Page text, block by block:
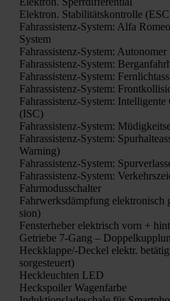
Elek­tron. Sta­bi­li­täts­kon­trol­le
Fahr­as­sis­tenz-Sys­tem: Alfa
System
Fahr­as­sis­tenz-Sys­tem:
Fahr­as­sis­tenz-Sys­tem:
Fahr­as­sis­tenz-Sys­tem:
Fahr­as­sis­tenz-Sys­tem:
Fahr­as­sis­tenz-Sys­tem:
(ISC)
Fahr­as­sis­tenz-Sys­tem:
Fahr­as­sis­tenz-Sys­tem:
War­ning)
Fahr­as­sis­tenz-Sys­tem:
Fahr­as­sis­tenz-Sys­tem:
Fahr­mo­dus­schal­ter
Fahr­werks­dämp­fung
si­on)
Fens­ter­he­ber elek­trisch vorn +
Getrie­be 7‑Gang –
Heck­klap­pe/-Deckel elektr.
sor­ge­steu­ert)
Heck­leuch­ten LED
Heck­spoi­ler Wagen­far­be